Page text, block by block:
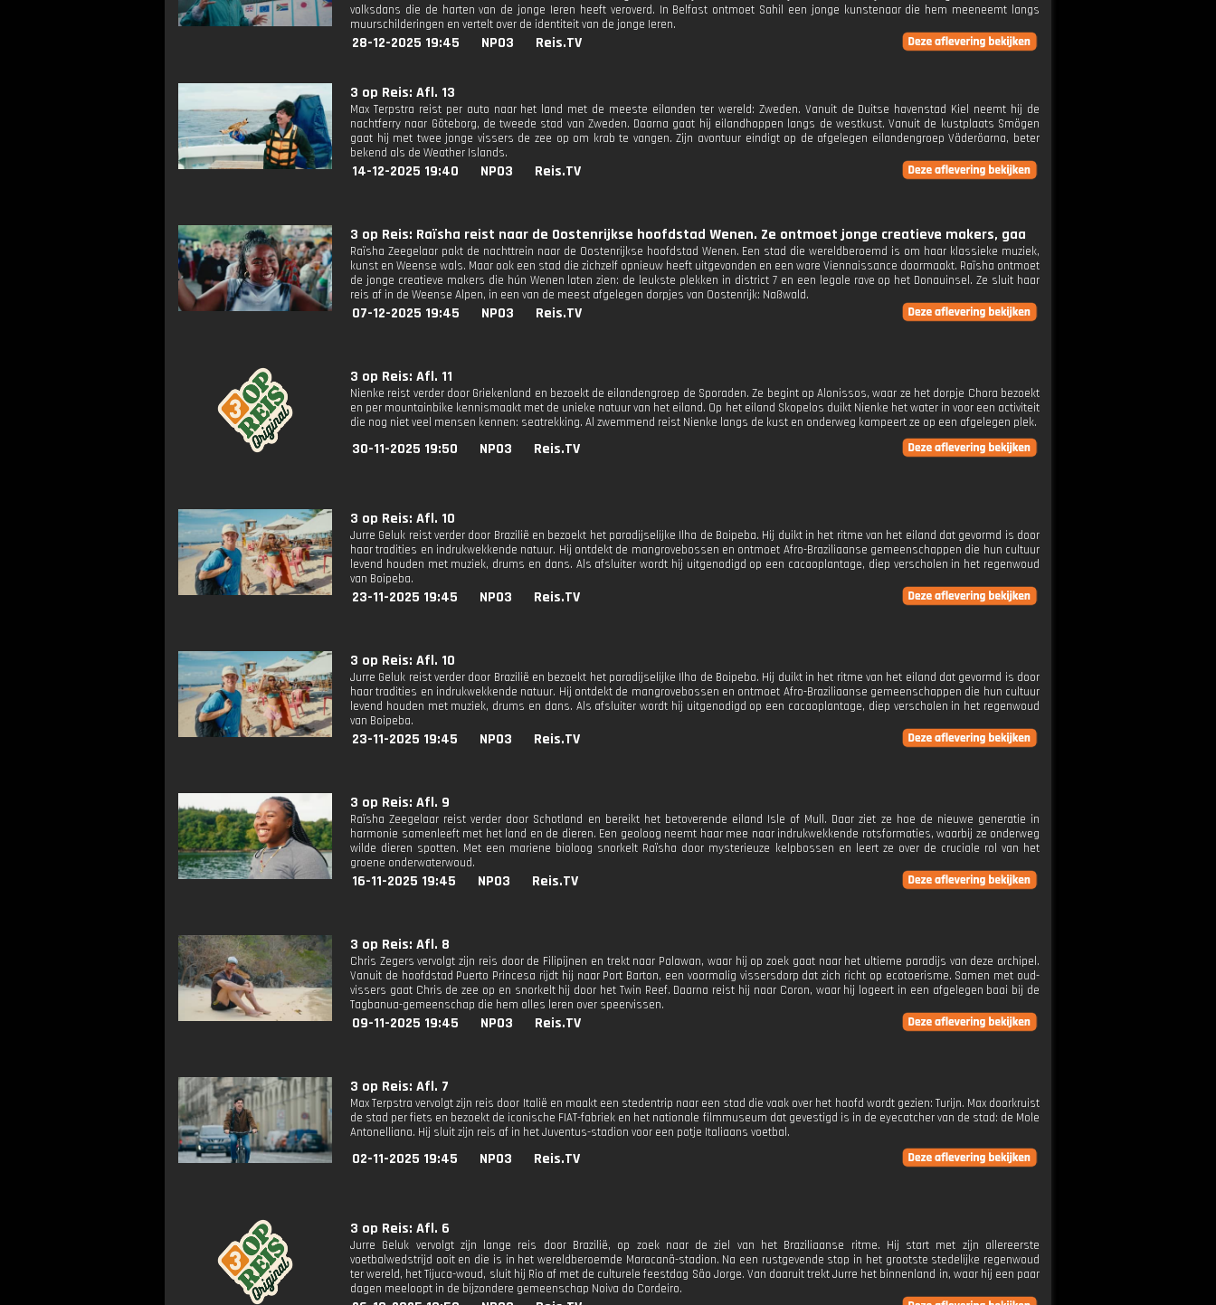
volksdans die de harten van de jonge Ieren heeft veroverd. In Belfast ontmoet Sahil een jonge kunstenaar die hem meeneemt langs
muurschilderingen en vertelt over de identiteit van de jonge Ieren.
28-12-2025 19:45 NPO3 Reis.TV
3 op Reis: Afl. 13
Max Terpstra reist per auto naar het land met de meeste eilanden ter wereld: Zweden. Vanuit de Duitse havenstad Kiel neemt hij de
nachtferry naar Göteborg, de tweede stad van Zweden. Daarna gaat hij eilandhoppen langs de westkust. Vanuit de kustplaats Smögen
gaat hij met twee jonge vissers de zee op om krab te vangen. Zijn avontuur eindigt op de afgelegen eilandengroep Väderöarna, beter
bekend als de Weather Islands.
14-12-2025 19:40 NPO3 Reis.TV
3 op Reis: Raïsha reist naar de Oostenrijkse hoofdstad Wenen. Ze ontmoet jonge creatieve makers, gaa
Raïsha Zeegelaar pakt de nachttrein naar de Oostenrijkse hoofdstad Wenen. Een stad die wereldberoemd is om haar klassieke muziek,
kunst en Weense wals. Maar ook een stad die zichzelf opnieuw heeft uitgevonden en een ware Viennaissance doormaakt. Raïsha ontmoet
de jonge creatieve makers die hún Wenen laten zien: de leukste plekken in district 7 en een legale rave op het Donauinsel. Ze sluit haar
reis af in de Weense Alpen, in een van de meest afgelegen dorpjes van Oostenrijk: Naßwald.
07-12-2025 19:45 NPO3 Reis.TV
3 op Reis: Afl. 11
Nienke reist verder door Griekenland en bezoekt de eilandengroep de Sporaden. Ze begint op Alonissos, waar ze het dorpje Chora bezoekt
en per mountainbike kennismaakt met de unieke natuur van het eiland. Op het eiland Skopelos duikt Nienke het water in voor een activiteit
die nog niet veel mensen kennen: seatrekking. Al zwemmend reist Nienke langs de kust en onderweg kampeert ze op een afgelegen plek.
30-11-2025 19:50 NPO3 Reis.TV
3 op Reis: Afl. 10
Jurre Geluk reist verder door Brazilië en bezoekt het paradijselijke Ilha de Boipeba. Hij duikt in het ritme van het eiland dat gevormd is door
haar tradities en indrukwekkende natuur. Hij ontdekt de mangrovebossen en ontmoet Afro-Braziliaanse gemeenschappen die hun cultuur
levend houden met muziek, drums en dans. Als afsluiter wordt hij uitgenodigd op een cacaoplantage, diep verscholen in het regenwoud
van Boipeba.
23-11-2025 19:45 NPO3 Reis.TV
3 op Reis: Afl. 10
Jurre Geluk reist verder door Brazilië en bezoekt het paradijselijke Ilha de Boipeba. Hij duikt in het ritme van het eiland dat gevormd is door
haar tradities en indrukwekkende natuur. Hij ontdekt de mangrovebossen en ontmoet Afro-Braziliaanse gemeenschappen die hun cultuur
levend houden met muziek, drums en dans. Als afsluiter wordt hij uitgenodigd op een cacaoplantage, diep verscholen in het regenwoud
van Boipeba.
23-11-2025 19:45 NPO3 Reis.TV
3 op Reis: Afl. 9
Raïsha Zeegelaar reist verder door Schotland en bereikt het betoverende eiland Isle of Mull. Daar ziet ze hoe de nieuwe generatie in
harmonie samenleeft met het land en de dieren. Een geoloog neemt haar mee naar indrukwekkende rotsformaties, waarbij ze onderweg
wilde dieren spotten. Met een mariene bioloog snorkelt Raïsha door mysterieuze kelpbossen en leert ze over de cruciale rol van het
groene onderwaterwoud.
16-11-2025 19:45 NPO3 Reis.TV
3 op Reis: Afl. 8
Chris Zegers vervolgt zijn reis door de Filipijnen en trekt naar Palawan, waar hij op zoek gaat naar het ultieme paradijs van deze archipel.
Vanuit de hoofdstad Puerto Princesa rijdt hij naar Port Barton, een voormalig vissersdorp dat zich richt op ecotoerisme. Samen met oud-
vissers gaat Chris de zee op en snorkelt hij door het Twin Reef. Daarna reist hij naar Coron, waar hij logeert in een afgelegen baai bij de
Tagbanua-gemeenschap die hem alles leren over speervissen.
09-11-2025 19:45 NPO3 Reis.TV
3 op Reis: Afl. 7
Max Terpstra vervolgt zijn reis door Italië en maakt een stedentrip naar een stad die vaak over het hoofd wordt gezien: Turijn. Max doorkruist
de stad per fiets en bezoekt de iconische FIAT-fabriek en het nationale filmmuseum dat gevestigd is in de eyecatcher van de stad: de Mole
Antonelliana. Hij sluit zijn reis af in het Juventus-stadion voor een potje Italiaans voetbal.
02-11-2025 19:45 NPO3 Reis.TV
3 op Reis: Afl. 6
Jurre Geluk vervolgt zijn lange reis door Brazilië, op zoek naar de ziel van het Braziliaanse ritme. Hij start met zijn allereerste
voetbalwedstrijd ooit en die is in het wereldberoemde Maracanã-stadion. Na een rustgevende stop in het grootste stedelijke regenwoud
ter wereld, het Tijuca-woud, sluit hij Rio af met de culturele feestdag São Jorge. Van daaruit trekt Jurre het binnenland in, waar hij een paar
dagen meeloopt in de bijzondere gemeenschap Noiva do Cordeiro.